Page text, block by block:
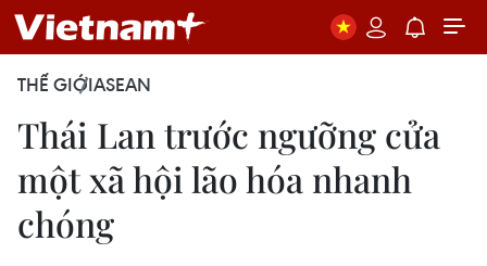
THẾ GIỚIASEAN
Thái Lan trước ngưỡng cửa
một xã hội lão hóa nhanh
chóng